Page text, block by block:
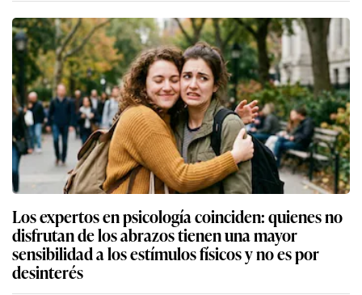
Los expertos en psicología coinciden: quienes no
disfrutan de los abrazos tienen una mayor
sensibilidad a los estímulos físicos y no es por
desinterés